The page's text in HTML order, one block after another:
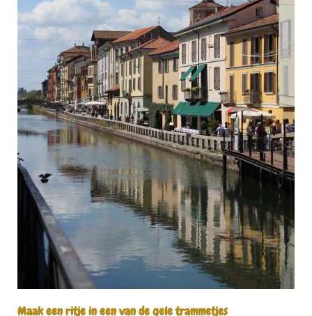
Maak een ritje in een van de gele trammetjes